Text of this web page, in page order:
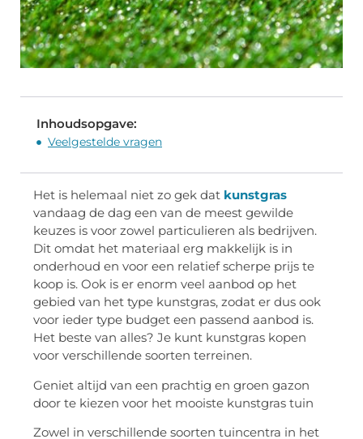
Inhoudsopgave:
Veelgestelde vragen
Het is helemaal niet zo gek dat kunstgras
vandaag de dag een van de meest gewilde
keuzes is voor zowel particulieren als bedrijven.
Dit omdat het materiaal erg makkelijk is in
onderhoud en voor een relatief scherpe prijs te
koop is. Ook is er enorm veel aanbod op het
gebied van het type kunstgras, zodat er dus ook
voor ieder type budget een passend aanbod is.
Het beste van alles? Je kunt kunstgras kopen
voor verschillende soorten terreinen.
Geniet altijd van een prachtig en groen gazon
door te kiezen voor het mooiste kunstgras tuin
Zowel in verschillende soorten tuincentra in het